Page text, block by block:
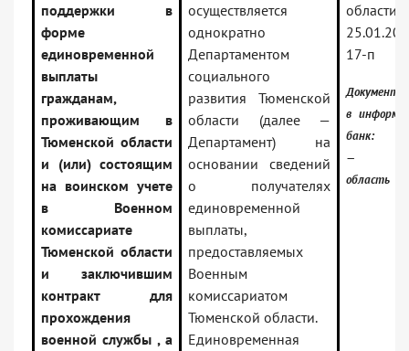
поддержки в
форме
единовременной
выплаты
гражданам,
проживающим в
Тюменской области
и (или) состоящим
на воинском учете
в Военном
комиссариате
Тюменской области
и заключившим
контракт для
прохождения
военной службы , а
осуществляется
однократно
Департаментом
социального
развития Тюменской
области (далее —
Департамент) на
основании сведений
о получателях
единовременной
выплаты,
предоставляемых
Военным
комиссариатом
Тюменской области.
Единовременная
17-п
Документ
в
банк:
—
область